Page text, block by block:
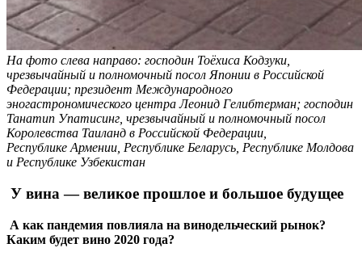
На фото слева направо: господин Тоёхиса Кодзуки,
чрезвычайный и полномочный посол Японии в Российской
Федерации; президент Международного
эногастрономического центра Леонид Гелибтерман; господин
Танатип Упатисинг, чрезвычайный и полномочный посол
Королевства Таиланд в Российской Федерации,
Республике Армении, Республике Беларусь, Республике Молдова
и Республике Узбекистан
У вина — великое прошлое и большое будущее
А как пандемия повлияла на винодельческий рынок?
Каким будет вино 2020 года?